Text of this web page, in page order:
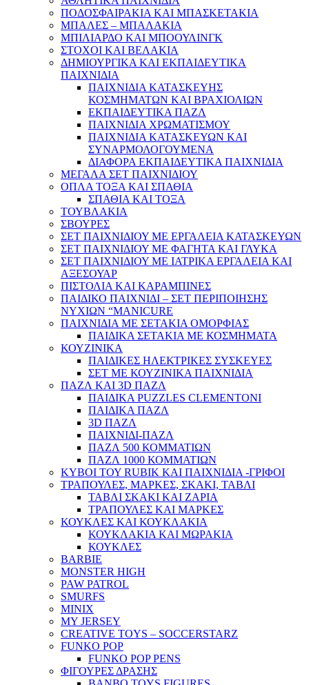
ΠΟΔΟΣΦΑΙΡΑΚΙΑ ΚΑΙ ΜΠΑΣΚΕΤΑΚΙΑ
ΜΠΑΛΕΣ – ΜΠΑΛΑΚΙΑ
ΜΠΙΛΙΑΡΔΟ ΚΑΙ ΜΠΟΟΥΛΙΝΓΚ
ΣΤΟΧΟΙ ΚΑΙ ΒΕΛΑΚΙΑ
ΔΗΜΙΟΥΡΓΙΚΑ ΚΑΙ ΕΚΠΑΙΔΕΥΤΙΚΑ
ΠΑΙΧΝΙΔΙΑ
ΠΑΙΧΝΙΔΙΑ ΚΑΤΑΣΚΕΥΗΣ
ΚΟΣΜΗΜΑΤΩΝ ΚΑΙ ΒΡΑΧΙΟΛΙΩΝ
ΕΚΠΑΙΔΕΥΤΙΚΑ ΠΑΖΛ
ΠΑΙΧΝΙΔΙΑ ΧΡΩΜΑΤΙΣΜΟΥ
ΠΑΙΧΝΙΔΙΑ ΚΑΤΑΣΚΕΥΩΝ ΚΑΙ
ΣΥΝΑΡΜΟΛΟΓΟΥΜΕΝΑ
ΔΙΑΦΟΡΑ ΕΚΠΑΙΔΕΥΤΙΚΑ ΠΑΙΧΝΙΔΙΑ
ΜΕΓΑΛΑ ΣΕΤ ΠΑΙΧΝΙΔΙΟΥ
ΟΠΛΑ ΤΟΞΑ ΚΑΙ ΣΠΑΘΙΑ
ΣΠΑΘΙΑ ΚΑΙ ΤΟΞΑ
ΤΟΥΒΛΑΚΙΑ
ΣΒΟΥΡΕΣ
ΣΕΤ ΠΑΙΧΝΙΔΙΟΥ ΜΕ ΕΡΓΑΛΕΙΑ ΚΑΤΑΣΚΕΥΩΝ
ΣΕΤ ΠΑΙΧΝΙΔΙΟΥ ΜΕ ΦΑΓΗΤΑ ΚΑΙ ΓΛΥΚΑ
ΣΕΤ ΠΑΙΧΝΙΔΙΟΥ ΜΕ ΙΑΤΡΙΚΑ ΕΡΓΑΛΕΙΑ ΚΑΙ
ΑΞΕΣΟΥΑΡ
ΠΙΣΤΟΛΙΑ ΚΑΙ ΚΑΡΑΜΠΙΝΕΣ
ΠΑΙΔΙΚΟ ΠΑΙΧΝΙΔΙ – ΣΕΤ ΠΕΡΙΠΟΙΗΣΗΣ
ΝΥΧΙΩΝ “MANICURE
ΠΑΙΧΝΙΔΙΑ ΜΕ ΣΕΤΑΚΙΑ ΟΜΟΡΦΙΑΣ
ΠΑΙΔΙΚΑ ΣΕΤΑΚΙΑ ΜΕ ΚΟΣΜΗΜΑΤΑ
ΚΟΥΖΙΝΙΚΑ
ΠΑΙΔΙΚΕΣ ΗΛΕΚΤΡΙΚΕΣ ΣΥΣΚΕΥΕΣ
ΣΕΤ ΜΕ ΚΟΥΖΙΝΙΚΑ ΠΑΙΧΝΙΔΙΑ
ΠΑΖΛ ΚΑΙ 3D ΠΑΖΛ
ΠΑΙΔΙΚΑ PUZZLES CLEMENTONI
ΠΑΙΔΙΚΑ ΠΑΖΛ
3D ΠΑΖΛ
ΠΑΙΧΝΙΔΙ-ΠΑΖΛ
ΠΑΖΛ 500 ΚΟΜΜΑΤΙΩΝ
ΠΑΖΛ 1000 ΚΟΜΜΑΤΙΩΝ
ΚΥΒΟΙ ΤΟΥ RUBIK ΚΑΙ ΠΑΙΧΝΙΔΙΑ -ΓΡΙΦΟΙ
ΤΡΑΠΟΥΛΕΣ, ΜΑΡΚΕΣ, ΣΚΑΚΙ, ΤΑΒΛΙ
ΤΑΒΛΙ ΣΚΑΚΙ ΚΑΙ ΖΑΡΙΑ
ΤΡΑΠΟΥΛΕΣ ΚΑΙ ΜΑΡΚΕΣ
ΚΟΥΚΛΕΣ ΚΑΙ ΚΟΥΚΛΑΚΙΑ
ΚΟΥΚΛΑΚΙΑ ΚΑΙ ΜΩΡΑΚΙΑ
ΚΟΥΚΛΕΣ
BARBIE
MONSTER HIGH
PAW PATROL
SMURFS
MINIX
MY JERSEY
CREATIVE TOYS – SOCCERSTARZ
FUNKO POP
FUNKO POP PENS
ΦΙΓΟΥΡΕΣ ΔΡΑΣΗΣ